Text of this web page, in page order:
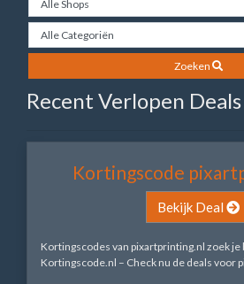
Zoeken
Recent Verlopen Deals
Kortingscode
Bekijk Deal
Kortingscodes van pixartprinting.nl zoek je
Kortingscode.nl – Check nu de deals voor